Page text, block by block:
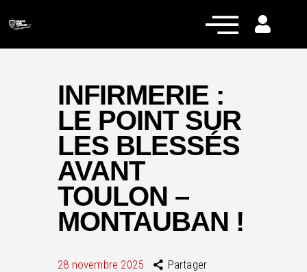
Actualités
Équipe pro
Nos équipes
Fan Zone
RCT Engagé
INFIRMERIE :
LE POINT SUR
LES BLESSÉS
AVANT
TOULON –
MONTAUBAN !
28 novembre 2025 Partager